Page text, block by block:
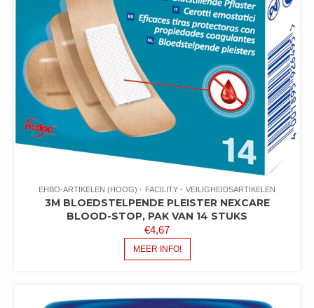
EHBO-ARTIKELEN (HOOG) FACILITY VEILIGHEIDSARTIKELEN
3M BLOEDSTELPENDE PLEISTER NEXCARE
BLOOD-STOP, PAK VAN 14 STUKS
€4,67
MEER INFO!